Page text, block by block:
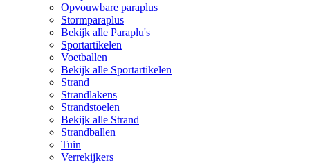
Opvouwbare paraplus
Stormparaplus
Bekijk alle Paraplu's
Sportartikelen
Voetballen
Bekijk alle Sportartikelen
Strand
Strandlakens
Strandstoelen
Bekijk alle Strand
Strandballen
Tuin
Verrekijkers